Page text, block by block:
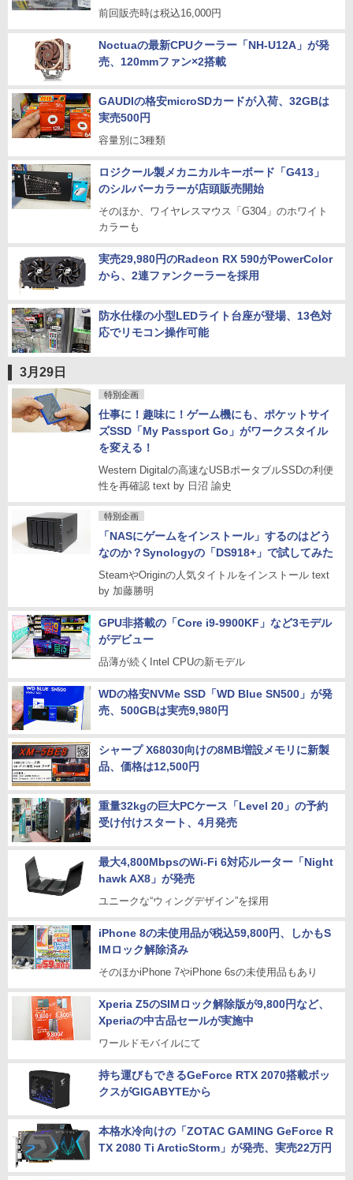
前回販売時は税込16,000円
Noctuaの最新CPUクーラー「NH-U12A」が発
売、120mmファン×2搭載
GAUDIの格安microSDカードが入荷、32GBは
実売500円
容量別に3種類
ロジクール製メカニカルキーボード「G413」
のシルバーカラーが店頭販売開始
そのほか、ワイヤレスマウス「G304」のホワイト
カラーも
実売29,980円のRadeon RX 590がPowerColor
から、2連ファンクーラーを採用
防水仕様の小型LEDライト台座が登場、13色対
応でリモコン操作可能
3月29日
特別企画
仕事に！趣味に！ゲーム機にも、ポケットサイ
ズSSD「My Passport Go」がワークスタイル
を変える！
Western Digitalの高速なUSBポータブルSSDの利便
性を再確認 text by 日沼 諭史
特別企画
「NASにゲームをインストール」するのはどう
なのか？Synologyの「DS918+」で試してみた
SteamやOriginの人気タイトルをインストール text
by 加藤勝明
GPU非搭載の「Core i9-9900KF」など3モデル
がデビュー
品薄が続くIntel CPUの新モデル
WDの格安NVMe SSD「WD Blue SN500」が発
売、500GBは実売9,980円
シャープ X68030向けの8MB増設メモリに新製
品、価格は12,500円
重量32kgの巨大PCケース「Level 20」の予約
受け付けスタート、4月発売
最大4,800MbpsのWi-Fi 6対応ルーター「Night
hawk AX8」が発売
ユニークな“ウィングデザイン”を採用
iPhone 8の未使用品が税込59,800円、しかもS
IMロック解除済み
そのほかiPhone 7やiPhone 6sの未使用品もあり
Xperia Z5のSIMロック解除版が9,800円など、
Xperiaの中古品セールが実施中
ワールドモバイルにて
持ち運びもできるGeForce RTX 2070搭載ボッ
クスがGIGABYTEから
本格水冷向けの「ZOTAC GAMING GeForce R
TX 2080 Ti ArcticStorm」が発売、実売22万円